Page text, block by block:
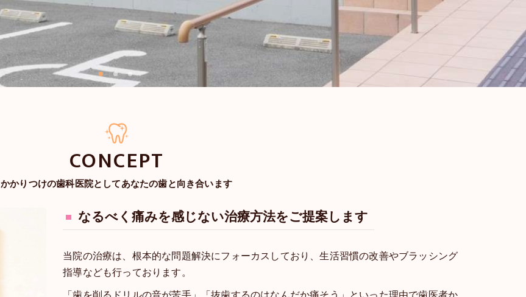
かかりつけの歯科医院としてあなたの歯と向き合います
CONCEPT
なるべく痛みを感じない治療方法をご提案します
当院の治療は、根本的な問題解決にフォーカスしており、生活習慣の改善やブラッシング
指導なども行っております。